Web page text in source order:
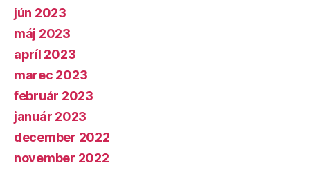
jún 2023
máj 2023
apríl 2023
marec 2023
február 2023
január 2023
december 2022
november 2022